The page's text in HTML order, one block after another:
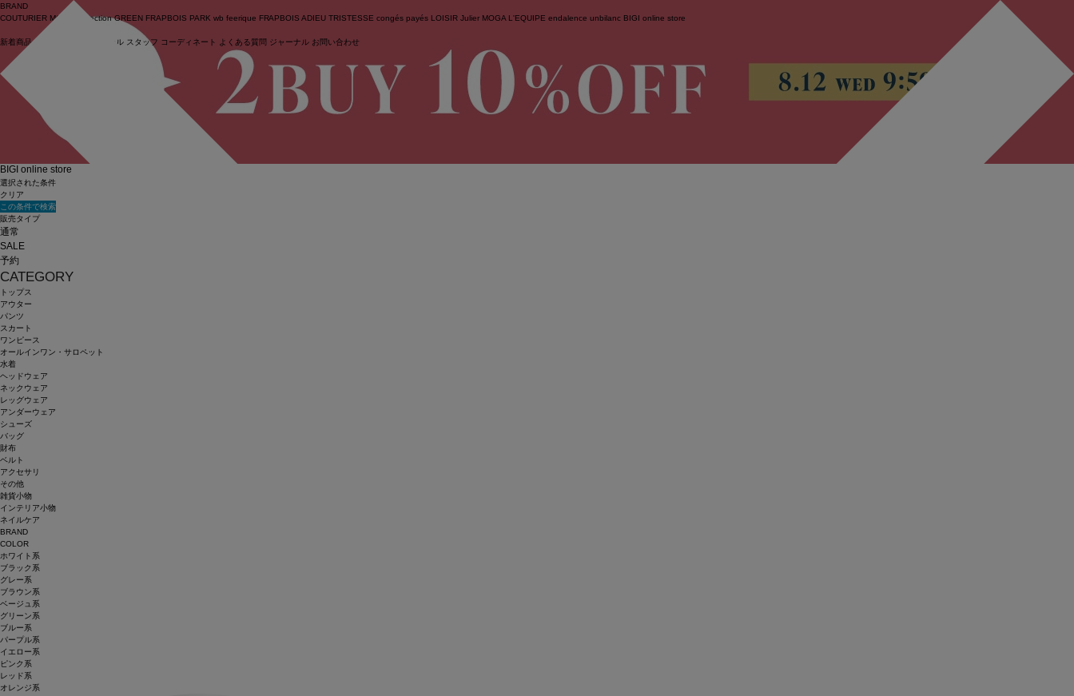
ログイン
BRAND
COUTURIER MOGA Collection GREEN FRAPBOIS PARK wb feerique FRAPBOIS ADIEU TRISTESSE congés payés LOISIR Julier MOGA L'EQUIPE endalence unbilanc BIGI online store
新着商品 (ライブ) セール スタッフ コーディネート よくある質問 ジャーナル お問い合わせ
BIGI online store
選択された条件
クリア
この条件で検索
販売タイプ
通常
SALE
予約
CATEGORY
トップス
アウター
パンツ
スカート
ワンピース
オールインワン・サロペット
水着
ヘッドウェア
ネックウェア
レッグウェア
アンダーウェア
シューズ
バッグ
財布
ベルト
アクセサリ
その他
雑貨小物
インテリア小物
ネイルケア
BRAND
COLOR
ホワイト系
ブラック系
グレー系
ブラウン系
ベージュ系
グリーン系
ブルー系
パープル系
イエロー系
ピンク系
レッド系
オレンジ系